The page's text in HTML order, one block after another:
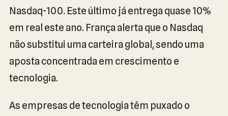
Nasdaq-100. Este último já entrega quase 10%
em real este ano. França alerta que o Nasdaq
não substitui uma carteira global, sendo uma
aposta concentrada em crescimento e
tecnologia.
As empresas de tecnologia têm puxado o